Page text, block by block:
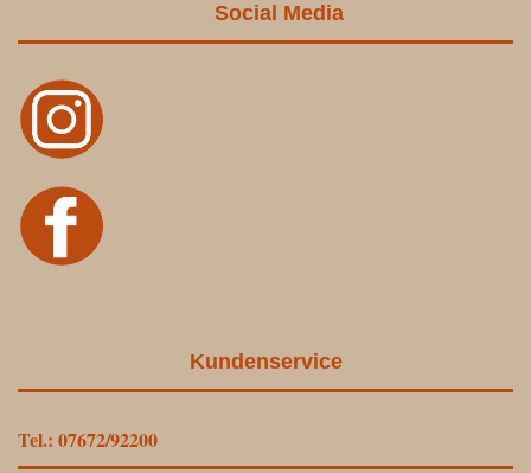
Social Media
Kundenservice
Tel.: 07672/92200